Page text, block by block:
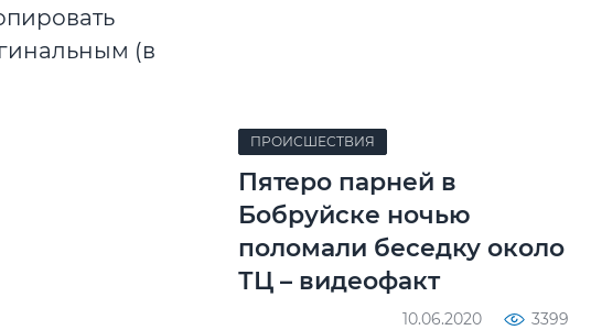
(в
ПРОИСШЕСТВИЯ
Пятеро парней в
Бобруйске ночью
поломали беседку около
ТЦ – видеофакт
10.06.2020 3399